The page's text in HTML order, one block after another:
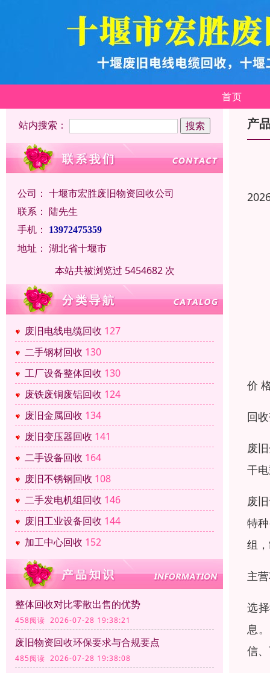
首页
站内搜索：
公司： 十堰市宏胜废旧物资回收公司
联系： 陆先生
手机：
13972475359
地址： 湖北省十堰市
本站共被浏览过 5454682 次
废旧电线电缆回收 127
二手钢材回收 130
工厂设备整体回收 130
废铁废铜废铝回收 124
废旧金属回收 134
废旧变压器回收 141
二手设备回收 164
废旧不锈钢回收 108
二手发电机组回收 146
废旧工业设备回收 144
加工中心回收 152
整体回收对比零散出售的优势
458阅读 2026-07-28 19:38:21
废旧物资回收环保要求与合规要点
485阅读 2026-07-28 19:38:08
产
价
回
废
干
废
特
组
主
选
息
信